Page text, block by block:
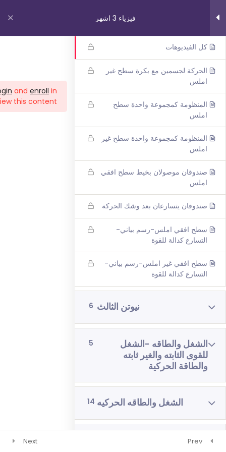
فيزياء 3 اشهر
نيوتن الثاني
كل الفيديوهات
الحركة لجسمين مع بكرة سطح غير
املس
المنظومة كمجموعة واحدة سطح
املس
المنظومة كمجموعة واحدة سطح غير
املس
صندوقان موصولان بخيط سطح افقي
املس
صندوقان يتسارعان بعد وشك الحركة
سطح افقي املس-رسم بياني-
التسارع كدالة للقوة
سطح افقي غير املس-رسم بياني-
التسارع كدالة للقوة
نيوتن الثالث 6
الشغل والطاقه -الشغل
للقوى الثابته والغير ثابته
والطاقة الحركية
5
الشغل والطاقه الحركيه 14
الشغل والطاقه -طاقه
and enroll in
this content!
Prev
Next
روابط مهمة
اتصل بنا
_תנאי שימוש עברית
شروط الاستخدام
دوراتنا
بچروت 3 وحدات 1 اشهر
رياضيات 5 وحدات 3 اشهر
رياضيات 4 وحدات 3 اشهر
فيزياء 3 اشهر